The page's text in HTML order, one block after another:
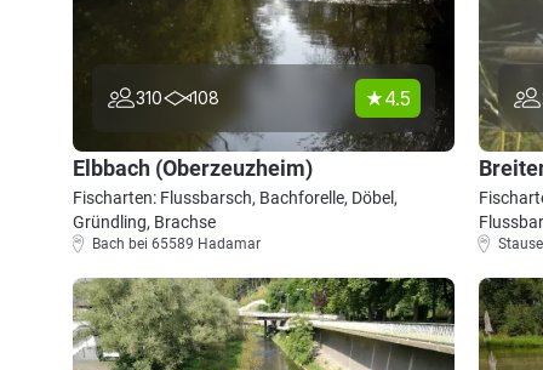
310 108 4.5
Elbbach (Oberzeuzheim)
Fischarten: Flussbarsch, Bachforelle, Döbel,
Gründling, Brachse
Bach bei 65589 Hadamar